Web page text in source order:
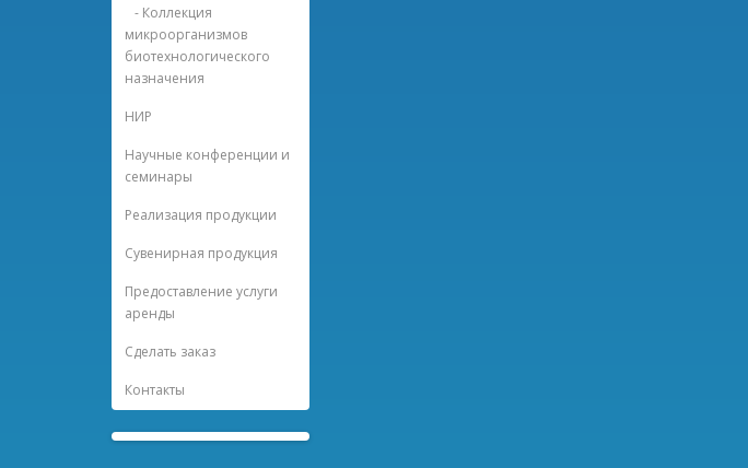
- Коллекция
микроорганизмов
биотехнологического
назначения
НИР
Научные конференции и
семинары
Реализация продукции
Сувенирная продукция
Предоставление услуги
аренды
Сделать заказ
Контакты